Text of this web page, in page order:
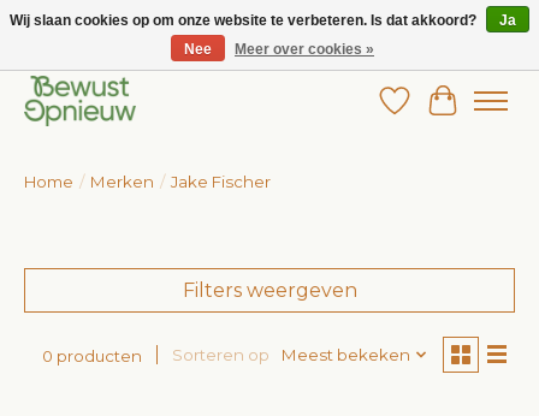
Wij bieden het grootste aanbod in betaalbare kinderkleding!
Verlanglijst
Home / Merken / Jake Fischer
Filters weergeven
0 producten Sorteren op Meest bekeken
Wij slaan cookies op om onze website te verbeteren. Is dat akkoord?
Ja
Nee
Meer over cookies »